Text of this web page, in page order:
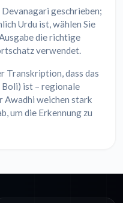
geschrieben;
Urdu ist, wählen Sie
die richtige
verwendet.
Transkription, dass das
ist – regionale
Awadhi weichen stark
um die Erkennung zu